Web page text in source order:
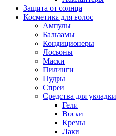
Защита от солнца
Косметика для волос
Ампулы
Бальзамы
Кондиционеры
Лосьоны
Маски
Пилинги
Пудры
Спреи
Средства для укладки
Гели
Воски
Кремы
Лаки